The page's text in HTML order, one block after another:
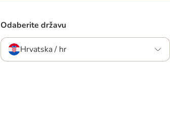
Odaberite državu
Hrvatska / hr